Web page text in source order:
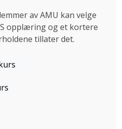
av AMU kan velge
opplæring og et kortere
tillater det.